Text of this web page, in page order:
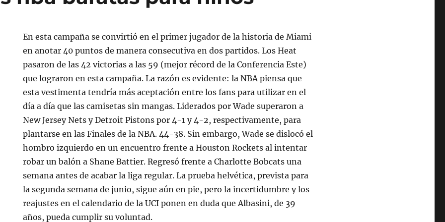
En esta campaña se convirtió en el primer jugador de la historia de Miami
en anotar 40 puntos de manera consecutiva en dos partidos. Los Heat
pasaron de las 42 victorias a las 59 (mejor récord de la Conferencia Este)
que lograron en esta campaña. La razón es evidente: la NBA piensa que
esta vestimenta tendría más aceptación entre los fans para utilizar en el
día a día que las camisetas sin mangas. Liderados por Wade superaron a
New Jersey Nets y Detroit Pistons por 4-1 y 4-2, respectivamente, para
plantarse en las Finales de la NBA. 44-38. Sin embargo, Wade se dislocó el
hombro izquierdo en un encuentro frente a Houston Rockets al intentar
robar un balón a Shane Battier. Regresó frente a Charlotte Bobcats una
semana antes de acabar la liga regular. La prueba helvética, prevista para
la segunda semana de junio, sigue aún en pie, pero la incertidumbre y los
reajustes en el calendario de la UCI ponen en duda que Albasini, de 39
años, pueda cumplir su voluntad.